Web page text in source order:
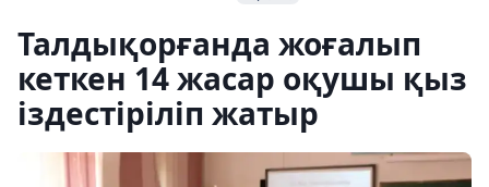
Талдықорғанда жоғалып
кеткен 14 жасар оқушы қыз
іздестіріліп жатыр